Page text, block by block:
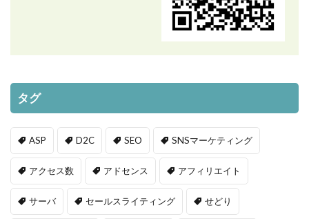
タグ
ASP D2C SEO SNSマーケティング
アクセス数 アドセンス アフィリエイト
サーバ セールスライティング せどり